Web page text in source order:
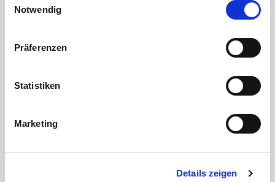
Notwendig
Präferenzen
Statistiken
Marketing
Details zeigen